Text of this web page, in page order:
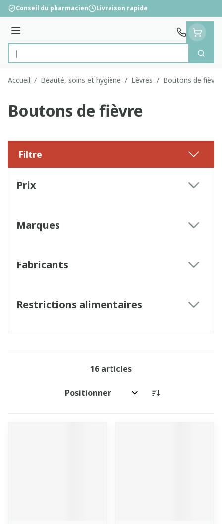
Aller au contenu
Conseil du pharmacien Livraison rapide
Menu
Rechercher
Accueil / Beauté, soins et hygiène / Lèvres / Boutons de fièvre
Boutons de fièvre
Filtre
Prix
Marques
Fabricants
Restrictions alimentaires
16 articles
Trier par: